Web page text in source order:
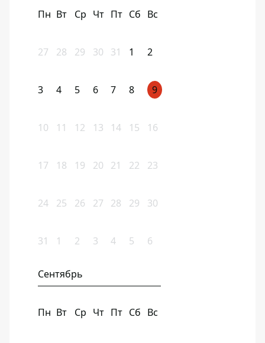
Пн Вт Ср Чт Пт Сб Вс
27 28 29 30 31 1 2
3 4 5 6 7 8 9
10 11 12 13 14 15 16
17 18 19 20 21 22 23
24 25 26 27 28 29 30
31 1 2 3 4 5 6
Сентябрь
Пн Вт Ср Чт Пт Сб Вс